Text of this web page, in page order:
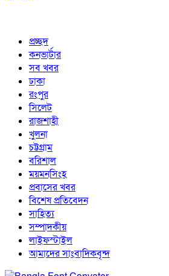
প্রচ্ছদ
কনভার্টার
সব খবর
ঢাকা
রংপুর
সিলেট
রাজশাহী
খুলনা
চট্টগ্রাম
বরিশাল
ময়মনসিংহ
প্রবাসের খবর
বিশেষ প্রতিবেদন
সাহিত্য
সম্পাদকীয়
লাইফস্টাইল
আমাদের সাংবাদিকবৃন্দ